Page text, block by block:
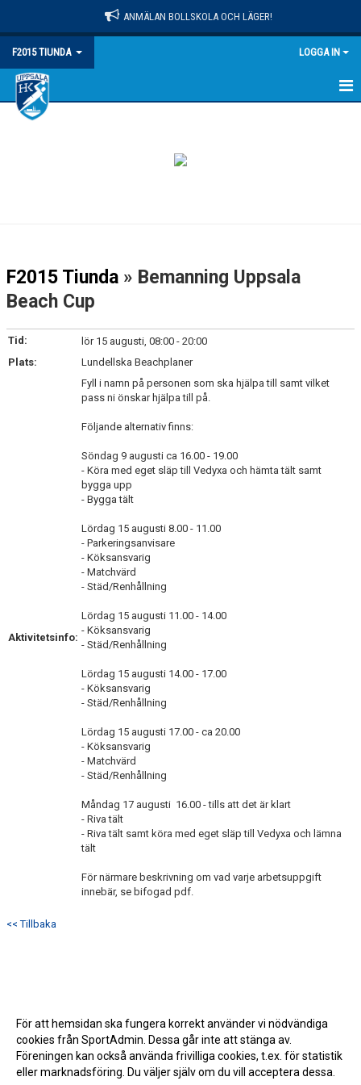
ANMÄLAN BOLLSKOLA OCH LÄGER!
F2015 TIUNDA LOGGA IN
HEM
BILDGALLERI
DOKUMENT
KONTAKT
F2015 Tiunda » Bemanning Uppsala
Beach Cup
Tid:
lör 15 augusti, 08:00 - 20:00
Plats:
Lundellska Beachplaner
Aktivitetsinfo:
Fyll i namn på personen som ska hjälpa till samt vilket
pass ni önskar hjälpa till på.
Följande alternativ finns:
Söndag 9 augusti ca 16.00 - 19.00
- Köra med eget släp till Vedyxa och hämta tält samt
bygga upp
- Bygga tält
Lördag 15 augusti 8.00 - 11.00
- Parkeringsanvisare
- Köksansvarig
- Matchvärd
- Städ/Renhållning
Lördag 15 augusti 11.00 - 14.00
- Köksansvarig
- Städ/Renhållning
Lördag 15 augusti 14.00 - 17.00
- Köksansvarig
- Städ/Renhållning
Lördag 15 augusti 17.00 - ca 20.00
- Köksansvarig
- Matchvärd
- Städ/Renhållning
Måndag 17 augusti 16.00 - tills att det är klart
- Riva tält
- Riva tält samt köra med eget släp till Vedyxa och lämna
tält
För närmare beskrivning om vad varje arbetsuppgift
innebär, se bifogad pdf.
<< Tillbaka
För att hemsidan ska fungera korrekt använder vi nödvändiga
cookies från SportAdmin. Dessa går inte att stänga av.
Föreningen kan också använda frivilliga cookies, t.ex. för statistik
eller marknadsföring. Du väljer själv om du vill acceptera dessa.